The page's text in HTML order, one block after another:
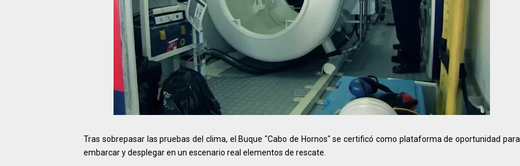
Tras sobrepasar las pruebas del clima, el Buque "Cabo de Hornos" se certificó como plataforma de oportunidad para
embarcar y desplegar en un escenario real elementos de rescate.